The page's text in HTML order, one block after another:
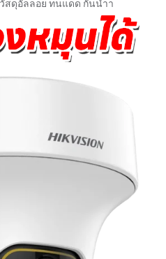
วัสดุอัลลอย ทนแดด กันน้ำา